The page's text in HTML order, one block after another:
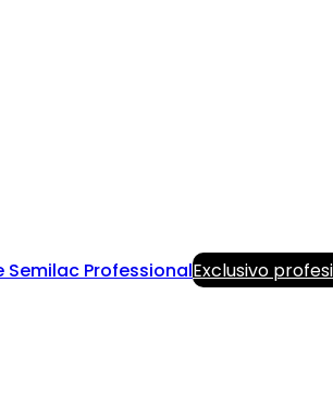
Semilac ProfessionalExclusivo